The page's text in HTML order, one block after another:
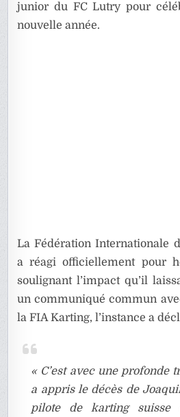
junior du FC Lutry pour
nouvelle année.
La Fédération Internationale
a réagi officiellement pour
soulignant l’impact qu’il
un communiqué commun
la FIA Karting, l’instance a
« C’est avec une profonde
a appris le décès de
pilote de karting suisse